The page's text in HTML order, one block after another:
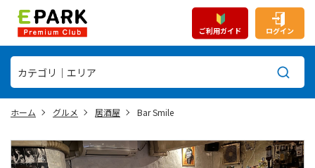
ご利用ガイド ログイン
ホーム グルメ 居酒屋 Bar Smile